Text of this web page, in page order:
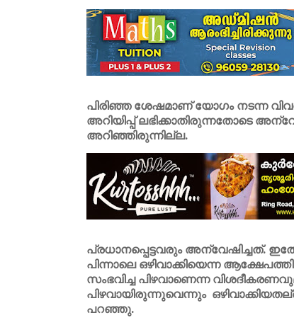
പിരിഞ്ഞ ശേഷമാണ് യോഗം നടന്ന
അറിയിപ്പ് ലഭിക്കാതിരുന്നതോടെ
അറിഞ്ഞിരുന്നില്ല.
പ്രധാനപ്പെട്ടവരും അന്വേഷിച്ചത്.
പിന്നാലെ ഒഴിവാക്കിയെന്ന
സംഭവിച്ച പിഴവാണെന്ന
പിഴവായിരുന്നുവെന്നും
പറഞ്ഞു.